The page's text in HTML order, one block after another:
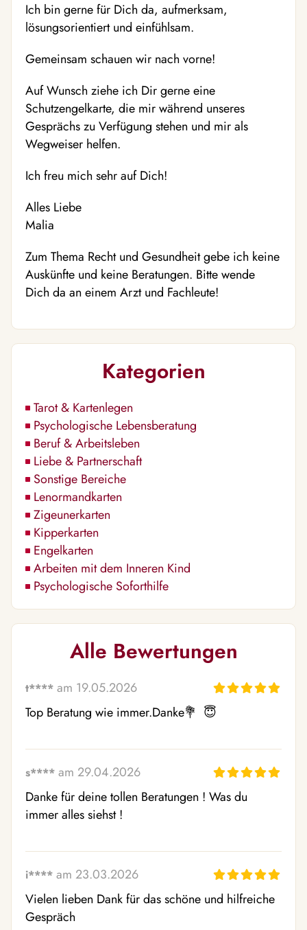
Ich bin gerne für Dich da, aufmerksam,
lösungsorientiert und einfühlsam.
Gemeinsam schauen wir nach vorne!
Auf Wunsch ziehe ich Dir gerne eine
Schutzengelkarte, die mir während unseres
Gesprächs zu Verfügung stehen und mir als
Wegweiser helfen.
Ich freu mich sehr auf Dich!
Alles Liebe
Malia
Zum Thema Recht und Gesundheit gebe ich keine
Auskünfte und keine Beratungen. Bitte wende
Dich da an einem Arzt und Fachleute!
Kategorien
Tarot & Kartenlegen
Psychologische Lebensberatung
Beruf & Arbeitsleben
Liebe & Partnerschaft
Sonstige Bereiche
Lenormandkarten
Zigeunerkarten
Kipperkarten
Engelkarten
Arbeiten mit dem Inneren Kind
Psychologische Soforthilfe
Alle Bewertungen
t**** am 19.05.2026
Top Beratung wie immer.Danke💐  😇
s**** am 29.04.2026
Danke für deine tollen Beratungen ! Was du
immer alles siehst !
i**** am 23.03.2026
Vielen lieben Dank für das schöne und hilfreiche
Gespräch